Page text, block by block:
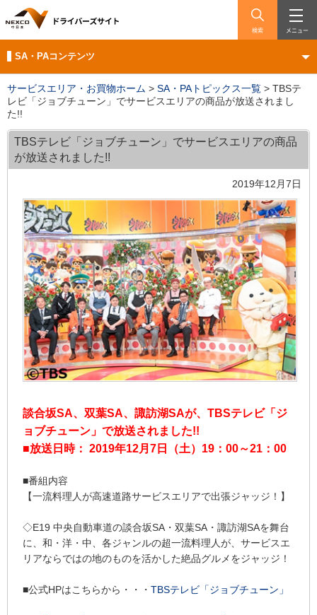
検索 メニュー
SA・PAコンテンツ
サービスエリア・お買物ホーム > SA・PAトピックス一覧 > TBSテ
レビ「ジョブチューン」でサービスエリアの商品が放送されまし
た!!
TBSテレビ「ジョブチューン」でサービスエリアの商品
が放送されました!!
2019年12月7日
談合坂SA、双葉SA、諏訪湖SAが、TBSテレビ「ジ
ョブチューン」で放送されました!!
■放送日時： 2019年12月7日（土）19：00～21：00
■番組内容
【一流料理人が高速道路サービスエリアで出張ジャッジ！】
◇E19 中央自動車道の談合坂SA・双葉SA・諏訪湖SAを舞台
に、和・洋・中、各ジャンルの超一流料理人が、サービスエ
リアならではの地のものを活かした絶品グルメをジャッジ！
■公式HPはこちらから・・・ TBSテレビ「ジョブチューン」